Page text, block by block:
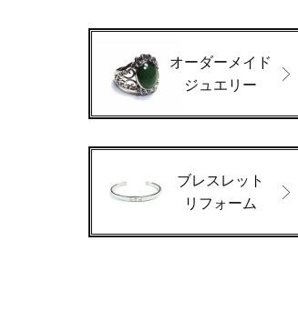
オーダーメイド
ジュエリー
ブレスレット
リフォーム